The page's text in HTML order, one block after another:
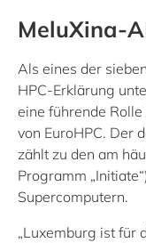
MeluXina-
Als eines der
HPC-Erklärung
eine führende
von EuroHPC. Der
zählt zu den am
Programm
Supercomputern.
„Luxemburg ist für